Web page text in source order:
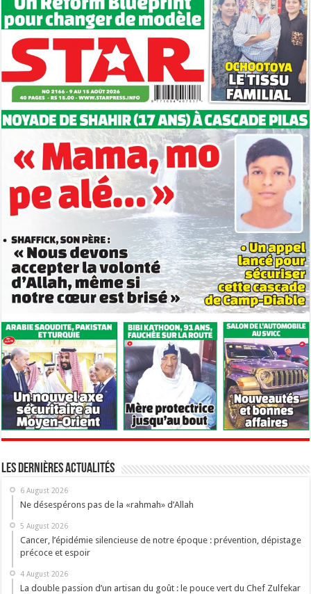
Les dernières actualités
6 August 2026
Ne désespérons pas de la «rahmah» d’Allah
5 August 2026
Cancer, l’épidémie silencieuse de notre époque : prévention, dépistage
précoce et espoir
4 August 2026
La double passion d’un artisan du goût : le pouce vert du Chef Zulfekar